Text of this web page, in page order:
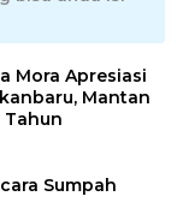
Mora Apresiasi
Mantan
Tahun
Sumpah